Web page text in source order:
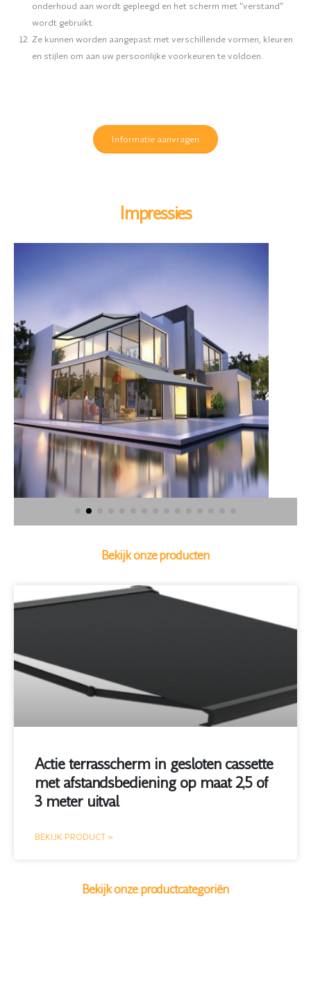
onderhoud aan wordt gepleegd en het scherm met “verstand”
wordt gebruikt.
Ze kunnen worden aangepast met verschillende vormen, kleuren
en stijlen om aan uw persoonlijke voorkeuren te voldoen.
Informatie aanvragen
Impressies
Bekijk onze producten
Actie terrasscherm in gesloten cassette
met afstandsbediening op maat 2,5 of
3 meter uitval
BEKIJK PRODUCT »
Bekijk onze productcategoriën